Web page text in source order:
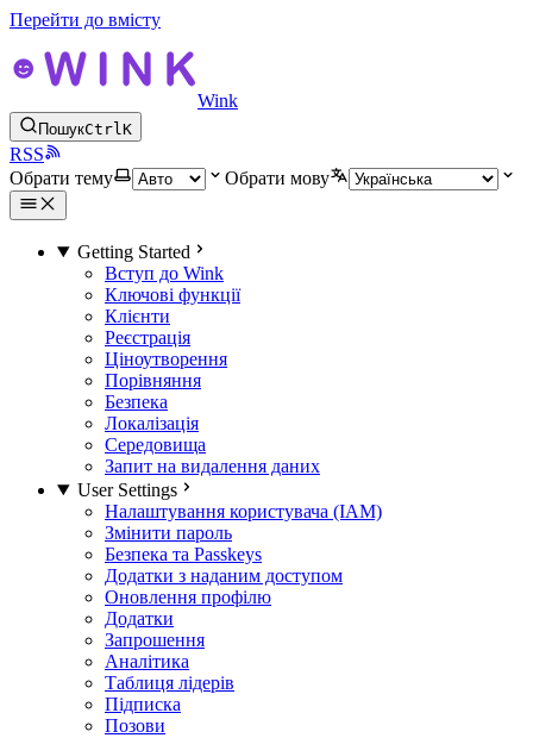
Перейти до вмісту
Wink
ПошукCtrlK
RSS
Обрати тему
Обрати мову
Getting Started
Вступ до Wink
Ключові функції
Клієнти
Реєстрація
Ціноутворення
Порівняння
Безпека
Локалізація
Середовища
Запит на видалення даних
User Settings
Налаштування користувача (IAM)
Змінити пароль
Безпека та Passkeys
Додатки з наданим доступом
Оновлення профілю
Додатки
Запрошення
Аналітика
Таблиця лідерів
Підписка
Позови